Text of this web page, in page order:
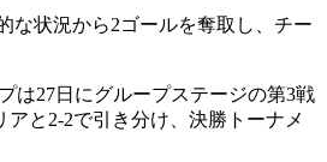
な状況から2ゴールを奪取し、チー
は27日にグループステージの第3戦
と2-2で引き分け、決勝トーナメ